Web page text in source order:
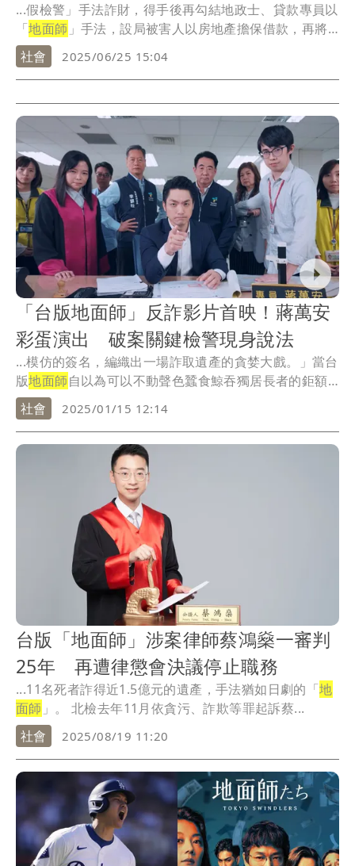
...假檢警」手法詐財，得手後再勾結地政士、貸款專員以
「地面師 」手法，設局被害人以房地產擔保借款，再將
款項...
社會 2025/06/25 15:04
「台版地面師」反詐影片首映！蔣萬安
彩蛋演出 破案關鍵檢警現身說法
...模仿的簽名，編織出一場詐取遺產的貪婪大戲。」當台
版地面師自以為可以不動聲色蠶食鯨吞獨居長者的鉅額
遺產...
社會 2025/01/15 12:14
台版「地面師」涉案律師蔡鴻燊一審判
25年 再遭律懲會決議停止職務
...11名死者詐得近1.5億元的遺產，手法猶如日劇的「地
面師
」。 北檢去年11月依貪污、詐欺等罪起訴蔡...
社會
2025/08/19 11:20